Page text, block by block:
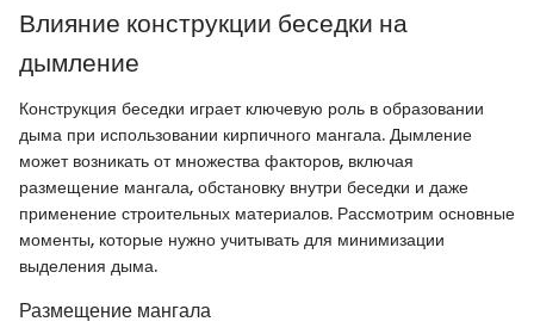
Влияние конструкции беседки на
дымление
Конструкция беседки играет ключевую роль в образовании
дыма при использовании кирпичного мангала. Дымление
может возникать от множества факторов, включая
размещение мангала, обстановку внутри беседки и даже
применение строительных материалов. Рассмотрим основные
моменты, которые нужно учитывать для минимизации
выделения дыма.
Размещение мангала